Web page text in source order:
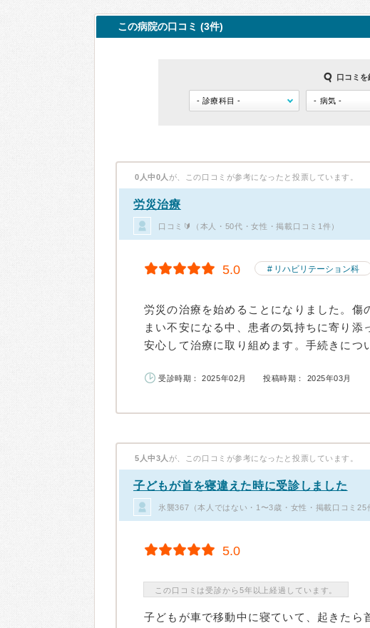
この病院の口コミ (3件)
口コミを
0人中0人 が、この口コミが参考になったと投票しています。
労災治療
口コミ🔰（本人・50代・女性・掲載口コミ1件）
5.0 リハビリテーション科
労災の治療を始めることになりました。傷
まい不安になる中、患者の気持ちに寄り添
安心して治療に取り組めます。手続きにつ
受診時期： 2025年02月 投稿時期： 2025年03月
5人中3人 が、この口コミが参考になったと投票しています。
子どもが首を寝違えた時に受診しました
氷襲367（本人ではない・1〜3歳・女性・掲載口コミ25
5.0
この口コミは受診から5年以上経過しています。
子どもが車で移動中に寝ていて、起きたら